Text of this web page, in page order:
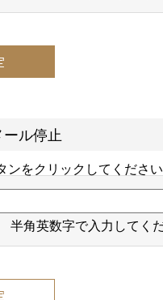
ル停止
ンをクリックしてください
半角英数字で入力してく